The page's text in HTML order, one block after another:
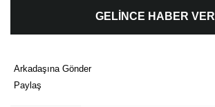
GELİNCE HABER VER
Arkadaşına Gönder
Paylaş